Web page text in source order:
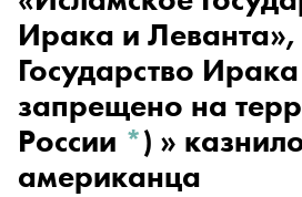
Ирака и
Государство
запрещено на
России *) »
американца